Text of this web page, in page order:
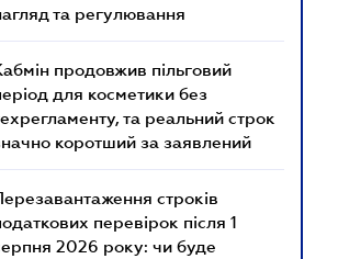
та регулювання
продовжив пільговий
для косметики без
та реальний строк
коротший за заявлений
строків
перевірок після 1
2026 року: чи буде